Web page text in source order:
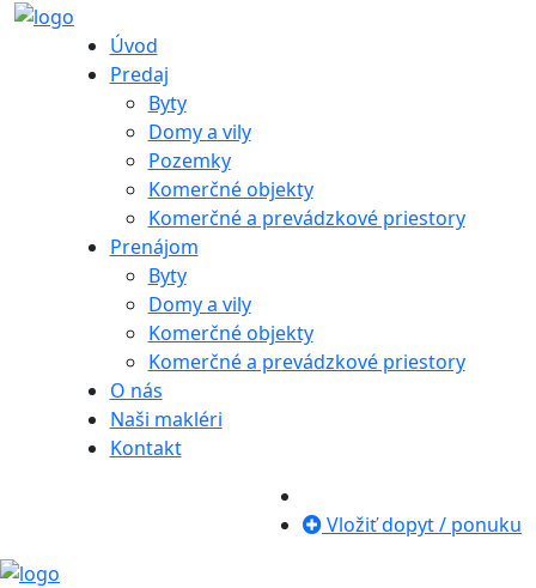
Úvod
Predaj
Byty
Domy a vily
Pozemky
Komerčné objekty
Komerčné a prevádzkové priestory
Prenájom
Byty
Domy a vily
Komerčné objekty
Komerčné a prevádzkové priestory
O nás
Naši makléri
Kontakt
Vložiť dopyt / ponuku